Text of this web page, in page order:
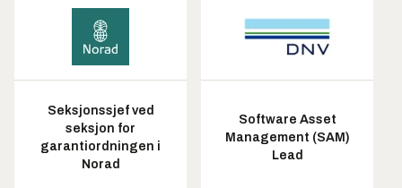
Seksjonssjef ved
seksjon for
garantiordningen i
Norad
Software Asset
Management (SAM)
Lead